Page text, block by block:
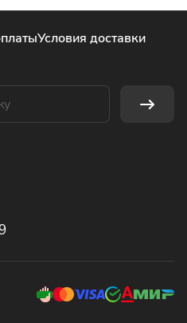
Условия доставки